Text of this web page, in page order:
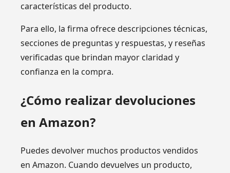
características del producto.
Para ello, la firma ofrece descripciones técnicas,
secciones de preguntas y respuestas, y reseñas
verificadas que brindan mayor claridad y
confianza en la compra.
¿Cómo realizar devoluciones
en Amazon?
Puedes devolver muchos productos vendidos
en Amazon. Cuando devuelves un producto,